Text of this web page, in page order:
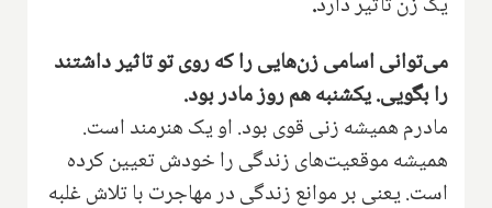
می‌توانی اسامی زن‌هایی را که روی تو تاثیر داشتند
را بگویی‌. یکشنبه هم روز مادر بود‌.
مادرم همیشه زنی قوی بود. او یک هنرمند است.
همیشه موقعیت‌های زندگی را خودش تعیین کرده
است‌. ‌یعنی بر موانع زندگی د‌ر مهاجرت‌ با تلاش غلبه